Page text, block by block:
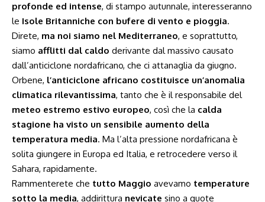
profonde ed intense, di stampo autunnale, interesseranno
le Isole Britanniche con bufere di vento e pioggia.
Direte, ma noi siamo nel Mediterraneo, e soprattutto,
siamo afflitti dal caldo derivante dal massivo causato
dall’anticiclone nordafricano, che ci attanaglia da giugno.
Orbene, l’anticiclone africano costituisce un’anomalia
climatica rilevantissima, tanto che è il responsabile del
meteo estremo estivo europeo, così che la calda
stagione ha visto un sensibile aumento della
temperatura media. Ma l’alta pressione nordafricana è
solita giungere in Europa ed Italia, e retrocedere verso il
Sahara, rapidamente.
Rammenterete che tutto Maggio avevamo temperature
sotto la media, addirittura nevicate sino a quote